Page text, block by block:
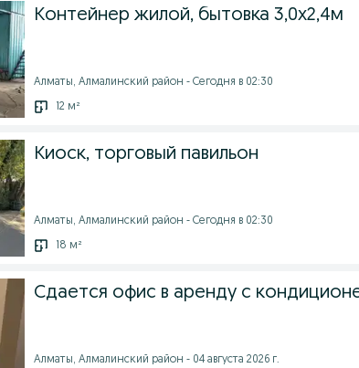
Контейнер жилой, бытовка 3,0х2,4м
Алматы, Алмалинский район - Сегодня в 02:30
12 м²
Киоск, торговый павильон
Алматы, Алмалинский район - Сегодня в 02:30
18 м²
Сдается офис в аренду с
Алматы, Алмалинский район - 04 августа 2026 г.